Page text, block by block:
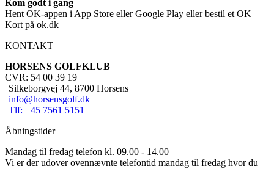
Kom godt i gang
Hent OK-appen i App Store eller Google Play eller bestil et OK
Kort på ok.dk
KONTAKT
HORSENS GOLFKLUB
CVR: 54 00 39 19
Silkeborgvej 44, 8700 Horsens
info@horsensgolf.dk
Tlf: +45 7561 5151
Åbningstider
Mandag til fredag telefon kl. 09.00 - 14.00
Vi er der udover ovennævnte telefontid mandag til fredag hvor du